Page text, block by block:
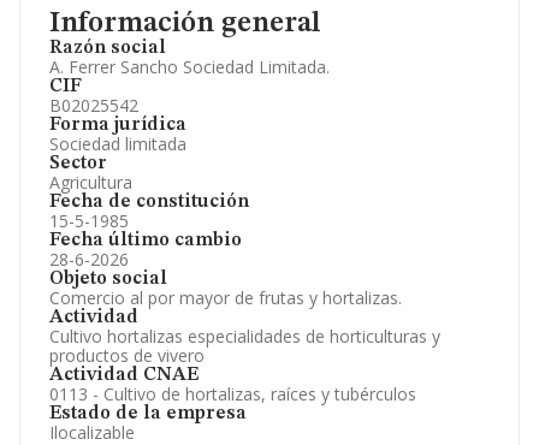
Información general
Razón social
A. Ferrer Sancho Sociedad Limitada.
CIF
B02025542
Forma jurídica
Sociedad limitada
Sector
Agricultura
Fecha de constitución
15-5-1985
Fecha último cambio
28-6-2026
Objeto social
Comercio al por mayor de frutas y hortalizas.
Actividad
Cultivo hortalizas especialidades de horticulturas y
productos de vivero
Actividad CNAE
0113 - Cultivo de hortalizas, raíces y tubérculos
Estado de la empresa
Ilocalizable
Información oficial y registral complementaria.